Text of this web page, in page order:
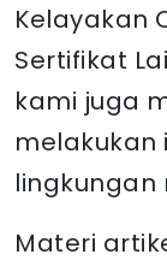
Kelayakan
Sertifikat
kami juga
melakukan
lingkungan
Materi